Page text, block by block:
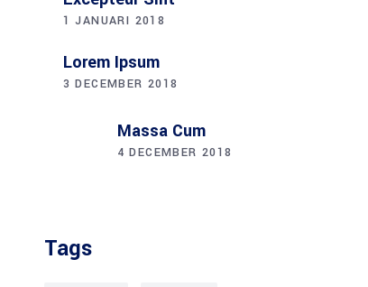
1 JANUARI 2018
Lorem Ipsum
3 DECEMBER 2018
Massa Cum
4 DECEMBER 2018
Tags